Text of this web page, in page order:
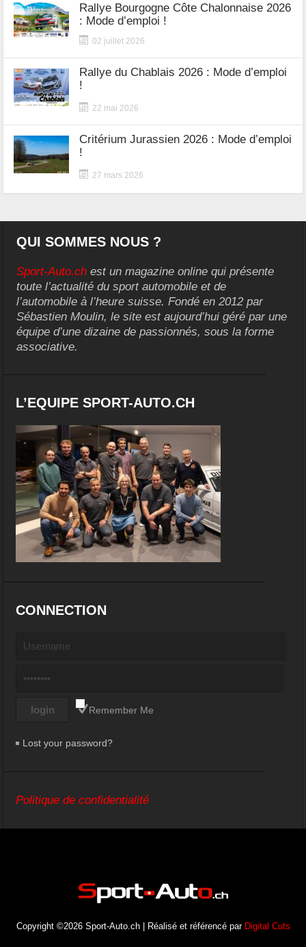
Rallye Bourgogne Côte Chalonnaise 2026
: Mode d’emploi !
02 juillet 2026
Rallye du Chablais 2026 : Mode d’emploi
!
22 mai 2026
Critérium Jurassien 2026 : Mode d’emploi
!
27 mars 2026
QUI SOMMES NOUS ?
Sport-Auto.ch est un magazine online qui présente
toute l’actualité du sport automobile et de
l’automobile à l’heure suisse. Fondé en 2012 par
Sébastien Moulin, le site est aujourd’hui géré par une
équipe d’une dizaine de passionnés, sous la forme
associative.
L’EQUIPE SPORT-AUTO.CH
CONNECTION
Remember Me
Lost your password?
Politique de confidentialité
Copyright ©2026 Sport-Auto.ch | Réalisé et référencé par Digital Cuts